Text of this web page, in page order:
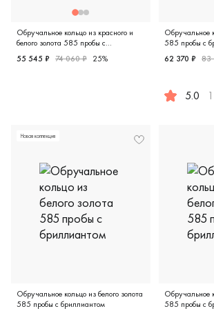
Обручальное кольцо из красного и
белого золота 585 пробы с
бриллиантом
Дизайнерская, красное и белое
55 545 ₽ 74 060 ₽ 25%
Обручальное
585 пробы с
62 370 ₽ 83
5.0
Новая коллекция
Обручальное кольцо из белого золота
585 пробы с бриллиантом
Обручальное
585 пробы с